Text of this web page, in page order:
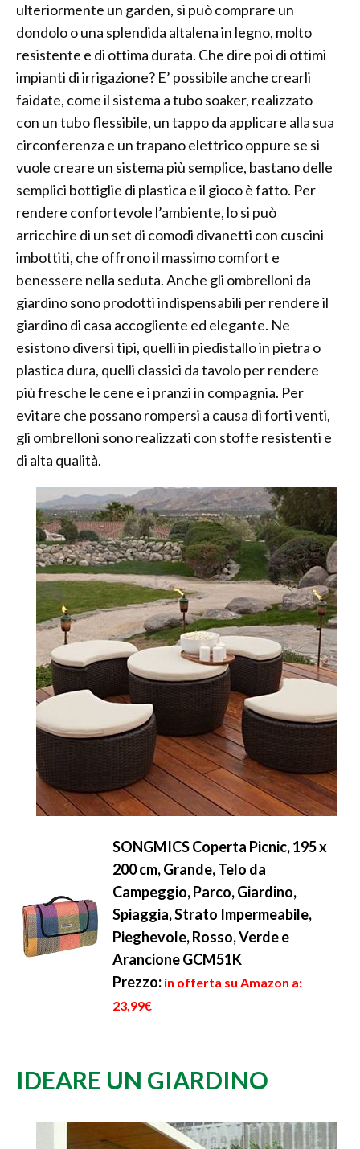
ulteriormente un garden, si può comprare un
dondolo o una splendida altalena in legno, molto
resistente e di ottima durata. Che dire poi di ottimi
impianti di irrigazione? E’ possibile anche crearli
faidate, come il sistema a tubo soaker, realizzato
con un tubo flessibile, un tappo da applicare alla sua
circonferenza e un trapano elettrico oppure se si
vuole creare un sistema più semplice, bastano delle
semplici bottiglie di plastica e il gioco è fatto. Per
rendere confortevole l’ambiente, lo si può
arricchire di un set di comodi divanetti con cuscini
imbottiti, che offrono il massimo comfort e
benessere nella seduta. Anche gli ombrelloni da
giardino sono prodotti indispensabili per rendere il
giardino di casa accogliente ed elegante. Ne
esistono diversi tipi, quelli in piedistallo in pietra o
plastica dura, quelli classici da tavolo per rendere
più fresche le cene e i pranzi in compagnia. Per
evitare che possano rompersi a causa di forti venti,
gli ombrelloni sono realizzati con stoffe resistenti e
di alta qualità.
SONGMICS Coperta Picnic, 195 x
200 cm, Grande, Telo da
Campeggio, Parco, Giardino,
Spiaggia, Strato Impermeabile,
Pieghevole, Rosso, Verde e
Arancione GCM51K
Prezzo: in offerta su Amazon a:
23,99€
IDEARE UN GIARDINO